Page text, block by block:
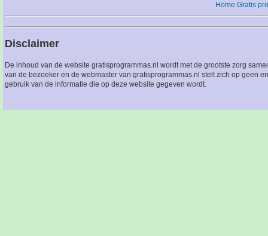
Home Gratis
Disclaimer
De inhoud van de website gratisprogrammas.nl wordt met de grootste zorg
van de bezoeker en de webmaster van gratisprogrammas.nl stelt zich op geen
gebruik van de informatie die op deze website gegeven wordt.